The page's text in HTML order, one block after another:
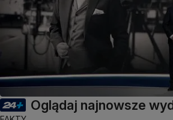
Oglądaj najnowsze